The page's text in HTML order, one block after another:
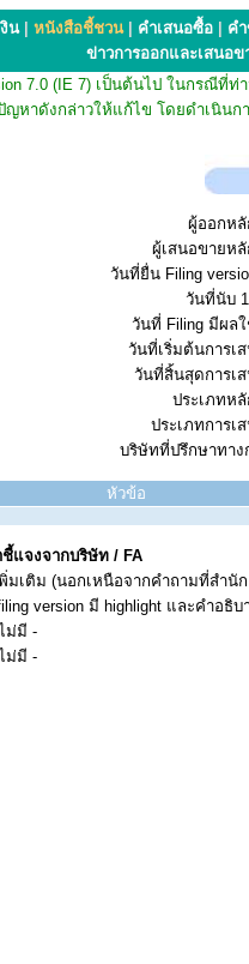
น หนังสือชี้ชวน คำเสนอซื้อ
ค
ข่าวการออกและเสนอข
7.0 (IE 7) เป็นต้นไป ในกรณี
หาดังกล่าวให้แก้ไข โดยดำเนินก
ผู้ออกห
ผู้เสนอขายห
วันที่ยื่น Filing
วันที่นับ
วันที่ Filing มีผล
วันที่เริ่มต้นการเ
วันที่สิ้นสุดการเ
ประเภทห
ประเภทการเ
บริษัทที่ปรึกษาทาง
หัวข้อ
แจงจากบริษัท / FA
มเติม (นอกเหนือจากคำถามที่สำ
version มี highlight และคำอธิ
ม่มี -
ม่มี -